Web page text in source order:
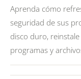
Aprenda cómo
seguridad de sus
disco duro,
programas y